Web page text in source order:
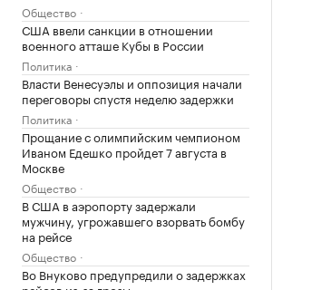
Общество
США ввели санкции в отношении
военного атташе Кубы в России
Политика
Власти Венесуэлы и оппозиция начали
переговоры спустя неделю задержки
Политика
Прощание с олимпийским чемпионом
Иваном Едешко пройдет 7 августа в
Москве
Общество
В США в аэропорту задержали
мужчину, угрожавшего взорвать бомбу
на рейсе
Общество
Во Внуково предупредили о задержках